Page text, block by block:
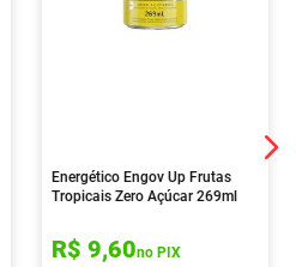
Energético Engov Up Frutas
Tropicais Zero Açúcar 269ml
R$ 9,60no PIX